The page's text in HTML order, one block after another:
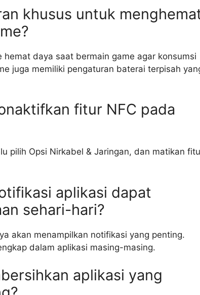
khusus untuk
daya saat bermain game agar konsumsi
juga memiliki pengaturan baterai terpisah
fitur NFC pada
pilih Opsi Nirkabel & Jaringan, dan matikan
aplikasi dapat
sehari-hari?
akan menampilkan notifikasi yang penting.
dalam aplikasi masing-masing.
aplikasi yang